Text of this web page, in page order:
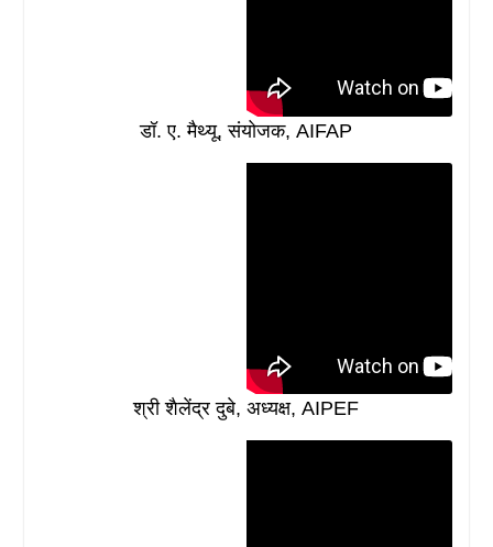
डॉ. ए. मैथ्यू, संयोजक, AIFAP
श्री शैलेंद्र दुबे, अध्यक्ष, AIPEF